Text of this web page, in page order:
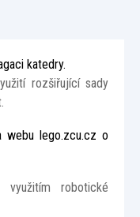
katedry.
rozšiřující sady
webu lego.zcu.cz o
využitím robotické